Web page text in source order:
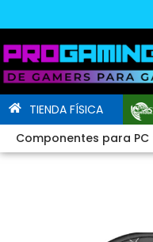
TIENDA FÍSICA
Componentes para PC